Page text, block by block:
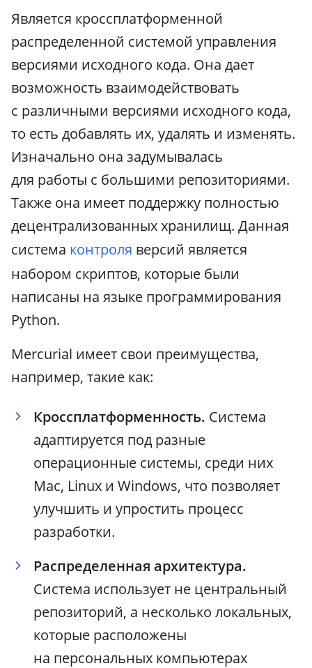
Является кроссплатформенной
распределенной системой управления
версиями исходного кода. Она дает
возможность взаимодействовать
с различными версиями исходного кода,
то есть добавлять их, удалять и изменять.
Изначально она задумывалась
для работы с большими репозиториями.
Также она имеет поддержку полностью
децентрализованных хранилищ. Данная
система контроля версий является
набором скриптов, которые были
написаны на языке программирования
Python.
Mercurial имеет свои преимущества,
например, такие как:
Кроссплатформенность. Система
адаптируется под разные
операционные системы, среди них
Mac, Linux и Windows, что позволяет
улучшить и упростить процесс
разработки.
Распределенная архитектура.
Система использует не центральный
репозиторий, а несколько локальных,
которые расположены
на персональных компьютерах